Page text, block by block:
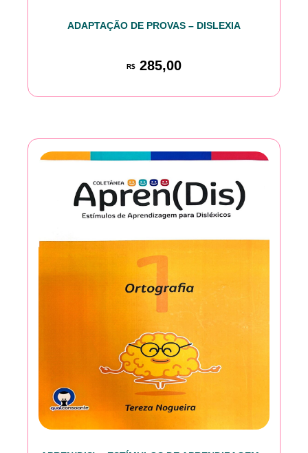
ADAPTAÇÃO DE PROVAS – DISLEXIA
R$ 285,00